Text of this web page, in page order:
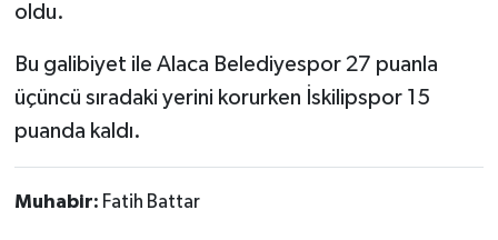
oldu.
Bu galibiyet ile Alaca Belediyespor 27 puanla
üçüncü sıradaki yerini korurken İskilipspor 15
puanda kaldı.
Muhabir: Fatih Battar